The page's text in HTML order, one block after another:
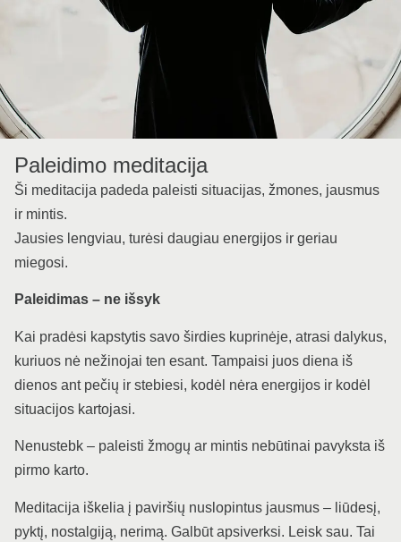
Paleidimo meditacija
Ši meditacija padeda paleisti situacijas, žmones, jausmus
ir mintis.
Jausies lengviau, turėsi daugiau energijos ir geriau
miegosi.
Paleidimas – ne išsyk
Kai pradėsi kapstytis savo širdies kuprinėje, atrasi dalykus,
kuriuos nė nežinojai ten esant. Tampaisi juos diena iš
dienos ant pečių ir stebiesi, kodėl nėra energijos ir kodėl
situacijos kartojasi.
Nenustebk – paleisti žmogų ar mintis nebūtinai pavyksta iš
pirmo karto.
Meditacija iškelia į paviršių nuslopintus jausmus – liūdesį,
pyktį, nostalgiją, nerimą. Galbūt apsiverksi. Leisk sau. Tai